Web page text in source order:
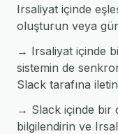
Irsaliyat içinde
oluşturun veya
→ Irsaliyat içinde
sistemin de
Slack tarafına
→ Slack içinde bir
bilgilendirin ve